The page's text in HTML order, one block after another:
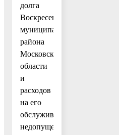
долга
Воскресенского
муниципального
района
Московской
области
и
расходов
на его
обслуживание,
недопущения